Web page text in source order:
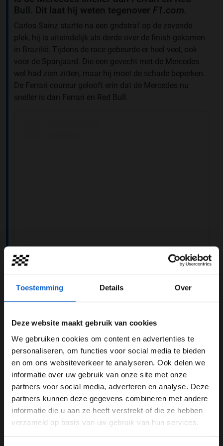
Toestemming Details Over
Deze website maakt gebruik van cookies
We gebruiken cookies om content en advertenties te
personaliseren, om functies voor social media te bieden
en om ons websiteverkeer te analyseren. Ook delen we
informatie over uw gebruik van onze site met onze
partners voor social media, adverteren en analyse. Deze
partners kunnen deze gegevens combineren met andere
informatie die u aan ze heeft verstrekt of die ze hebben
verzameld op basis van uw gebruik van hun services.
Bull. Dit laat hij weten tegenover F1.com.
Carlos Sainz startte na een gridstraf op de zevende
plek, hij is uiteindelijk als derde over de finish gekomen
in Brazilië. Tijdens de race gebeurde er heel veel, ook
voor de Spanjaard. Die een gevecht met de Mercedes
wel had zien zitten, maar hij moet de schade beperken.
De Ferrari coureur gelooft erin dat de Mercedes nu
sneller is dan Ferrari en Red Bull.
Dit bericht op Instagram bekijken
Een bericht gedeeld door Scuderia Ferrari (@scuderiaferrari)
Driestopper
Dat de bandendegradatie hoog is bij de Ferrari is
WELKOM BIJ GRAND PRIX RADIO
Ben je 24 jaar of ouder?
Pas je advertentie instellingen aan en klik hieronder om
door te gaan naar de website!
Advertentie instellingen